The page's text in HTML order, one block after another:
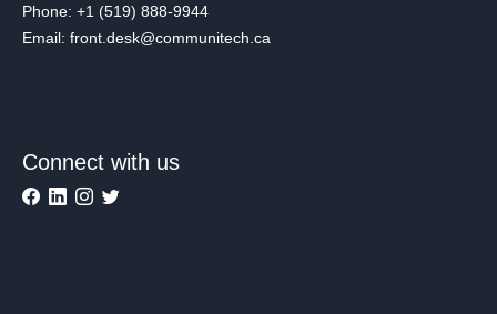
Phone: +1 (519) 888-9944
Email: front.desk@communitech.ca
Connect with us